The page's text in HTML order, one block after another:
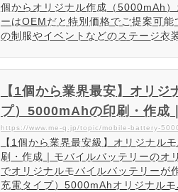
個からオリジナル作成（5000mAh
ーはOEMだと特別価格でご提案可
の制服やイベントなどのステージ衣
【1個から業界最安】オリ
プ）5000mAhの印刷・作成
らME-Q（メーク）
https://www.me-q.jp/topic/mobile-battery-
【1個から業界最安級】オリジナル
刷・作成｜モバイルバッテリーのオ
でオリジナルモバイルバッテリーが
充電タイプ）5000mAhオリジナル